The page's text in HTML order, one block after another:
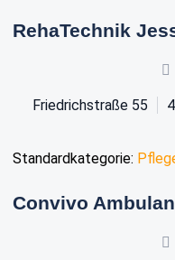
RehaTechnik
Friedrichstraße 55
Standardkategorie:
Convivo